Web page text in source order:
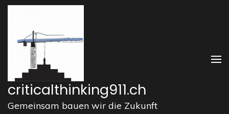
Zum
springen
drücken)
criticalthinking911.ch
Gemeinsam bauen wir die Zukunft